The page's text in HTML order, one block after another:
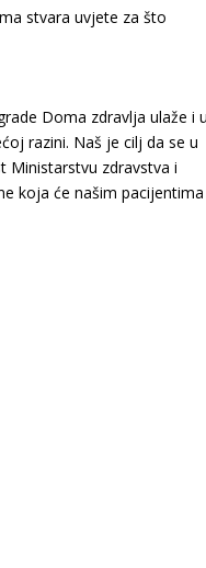
stvara uvjete za što
Doma zdravlja ulaže i
razini. Naš je cilj da se u
Ministarstvu zdravstva i
koja će našim pacijentima